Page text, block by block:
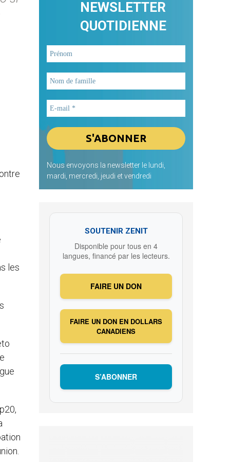
les
NEWSLETTER
QUOTIDIENNE
Nous envoyons la newsletter le lundi,
mardi, mercredi, jeudi et vendredi
SOUTENIR ZENIT
Disponible pour tous en 4
langues, financé par les lecteurs.
FAIRE UN DON
FAIRE UN DON EN DOLLARS
CANADIENS
S’ABONNER